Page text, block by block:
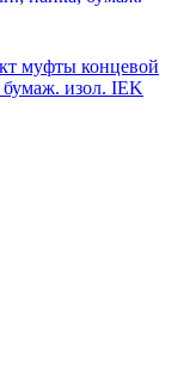
муфты концевой
изол. IEK